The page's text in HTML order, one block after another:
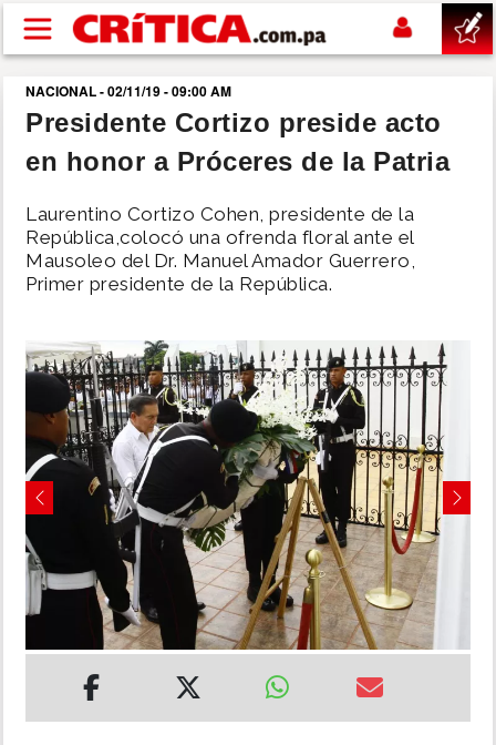
Pasar al contenido principal
buscar
SUCESOS
NACIONAL
POLÍTICA
SHOW
DEPORTES
MUNDO
INSÓLITAS
MULTIMEDIA
NACIONAL - 02/11/19 - 09:00 AM
Presidente Cortizo preside acto
en honor a Próceres de la Patria
Laurentino Cortizo Cohen, presidente de la
República,colocó una ofrenda floral ante el
Mausoleo del Dr. Manuel Amador Guerrero,
Primer presidente de la República.
Previous Next